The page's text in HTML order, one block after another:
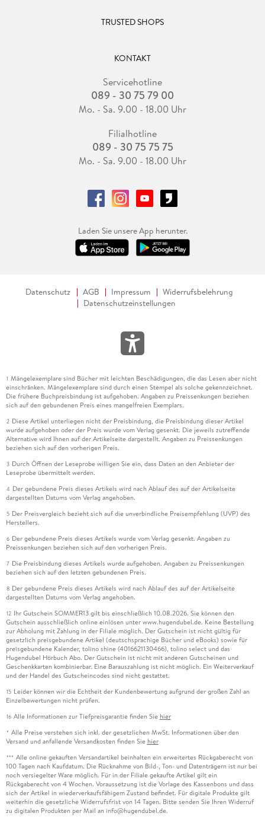
TRUSTED SHOPS
KONTAKT
Servicehotline
089 - 30 75 79 00
Mo. - Sa. 9.00 - 18.00 Uhr
Filialhotline
089 - 30 75 75 75
Mo. - Sa. 9.00 - 18.00 Uhr
Laden Sie unsere App herunter.
Datenschutz AGB Impressum
Widerrufsbelehrung
Datenschutzeinstellungen
1 Mängelexemplare sind Bücher mit leichten Beschädigungen, die das Lesen aber nicht
einschränken. Mängelexemplare sind durch einen Stempel als solche gekennzeichnet.
Die frühere Buchpreisbindung ist aufgehoben. Angaben zu Preissenkungen beziehen
sich auf den gebundenen Preis eines mangelfreien Exemplars.
2 Diese Artikel unterliegen nicht der Preisbindung, die Preisbindung dieser Artikel
wurde aufgehoben oder der Preis wurde vom Verlag gesenkt. Die jeweils zutreffende
Alternative wird Ihnen auf der Artikelseite dargestellt. Angaben zu Preissenkungen
beziehen sich auf den vorherigen Preis.
3 Durch Öffnen der Leseprobe willigen Sie ein, dass Daten an den Anbieter der
Leseprobe übermittelt werden.
4 Der gebundene Preis dieses Artikels wird nach Ablauf des auf der Artikelseite
dargestellten Datums vom Verlag angehoben.
5 Der Preisvergleich bezieht sich auf die unverbindliche Preisempfehlung (UVP) des
Herstellers.
6 Der gebundene Preis dieses Artikels wurde vom Verlag gesenkt. Angaben zu
Preissenkungen beziehen sich auf den vorherigen Preis.
7 Die Preisbindung dieses Artikels wurde aufgehoben. Angaben zu Preissenkungen
beziehen sich auf den letzten gebundenen Preis.
8 Der gebundene Preis dieses Artikels wird nach Ablauf des auf der Artikelseite
dargestellten Datums vom Verlag angehoben.
12 Ihr Gutschein SOMMER13 gilt bis einschließlich 10.08.2026. Sie können den
Gutschein ausschließlich online einlösen unter www.hugendubel.de. Keine Bestellung
zur Abholung mit Zahlung in der Filiale möglich. Der Gutschein ist nicht gültig für
gesetzlich preisgebundene Artikel (deutschsprachige Bücher und eBooks) sowie für
preisgebundene Kalender, tolino shine (4016621130466), tolino select und das
Hugendubel Hörbuch Abo. Der Gutschein ist nicht mit anderen Gutscheinen und
Geschenkkarten kombinierbar. Eine Barauszahlung ist nicht möglich. Ein Weiterverkauf
und der Handel des Gutscheincodes sind nicht gestattet.
15 Leider können wir die Echtheit der Kundenbewertung aufgrund der großen Zahl an
Einzelbewertungen nicht prüfen.
16 Alle Informationen zur Tiefpreisgarantie finden Sie hier
* Alle Preise verstehen sich inkl. der gesetzlichen MwSt. Informationen über den
Versand und anfallende Versandkosten finden Sie hier
*** Alle online gekauften Versandartikel beinhalten ein erweitertes Rückgaberecht von
100 Tagen nach Kaufdatum. Die Rücknahme von Bild-, Ton- und Datenträgern ist nur bei
noch versiegelter Ware möglich. Für in der Filiale gekaufte Artikel gilt ein
Rückgaberecht von 4 Wochen. Voraussetzung ist die Vorlage des Kassenbons und dass
sich der Artikel in wiederverkaufsfähigem Zustand befindet. Für digitale Produkte gilt
weiterhin die gesetzliche Widerrufsfrist von 14 Tagen. Bitte senden Sie Ihren Widerruf
zu digitalen Produkten per Mail an info@hugendubel.de.